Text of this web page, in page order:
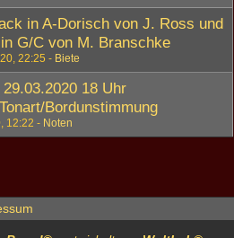
in A-Dorisch von J. Ross und
G/C von M. Branschke
22:25 Biete
18 Uhr
Bordunstimmung
12:22 Noten